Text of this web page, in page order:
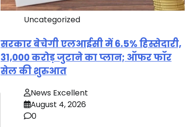
Uncategorized
सरकार बेचेगी एलआईसी में 6.5% हिस्सेदारी,
31,000 करोड़ जुटाने का प्लान; ऑफर फॉर
सेल की शुरुआत
News Excellent
August 4, 2026
0